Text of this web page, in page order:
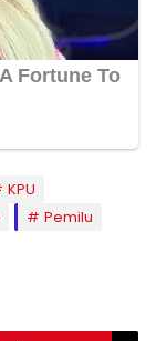
KPU
Pemilu